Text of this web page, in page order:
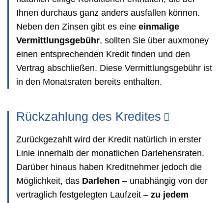
Ihnen durchaus ganz anders ausfallen können.
Neben den Zinsen gibt es eine einmalige
Vermittlungsgebühr, sollten Sie über auxmoney
einen entsprechenden Kredit finden und den
Vertrag abschließen. Diese Vermittlungsgebühr ist
in den Monatsraten bereits enthalten.
Rückzahlung des Kredites
Zurückgezahlt wird der Kredit natürlich in erster
Linie innerhalb der monatlichen Darlehensraten.
Darüber hinaus haben Kreditnehmer jedoch die
Möglichkeit, das Darlehen – unabhängig von der
vertraglich festgelegten Laufzeit – zu jedem